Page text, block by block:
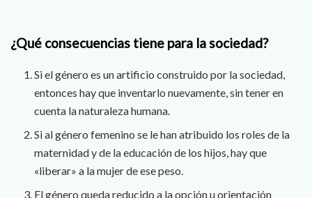
¿Qué consecuencias tiene para la sociedad?
Si el género es un artificio construido por la sociedad,
entonces hay que inventarlo nuevamente, sin tener en
cuenta la naturaleza humana.
Si al género femenino se le han atribuido los roles de la
maternidad y de la educación de los hijos, hay que
«liberar» a la mujer de ese peso.
El género queda reducido a la opción u orientación